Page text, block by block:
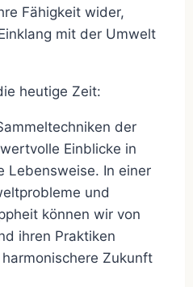
Fähigkeit wider,
mit der Umwelt
heutige Zeit:
der
Einblicke in
Lebensweise. In einer
und
können wir von
ihren Praktiken
Zukunft